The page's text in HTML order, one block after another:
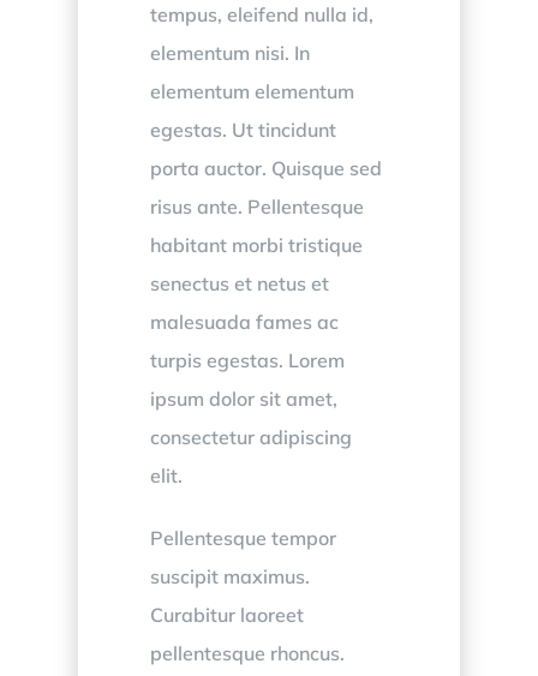
tempus, eleifend nulla id,
elementum nisi. In
elementum elementum
egestas. Ut tincidunt
porta auctor. Quisque sed
risus ante. Pellentesque
habitant morbi tristique
senectus et netus et
malesuada fames ac
turpis egestas. Lorem
ipsum dolor sit amet,
consectetur adipiscing
elit.
Pellentesque tempor
suscipit maximus.
Curabitur laoreet
pellentesque rhoncus.